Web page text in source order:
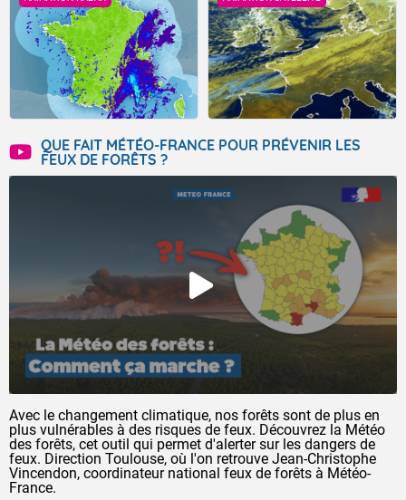
QUE FAIT MÉTÉO-FRANCE POUR PRÉVENIR LES
FEUX DE FORÊTS ?
Avec le changement climatique, nos forêts sont de plus en
plus vulnérables à des risques de feux. Découvrez la Météo
des forêts, cet outil qui permet d'alerter sur les dangers de
feux. Direction Toulouse, où l'on retrouve Jean-Christophe
Vincendon, coordinateur national feux de forêts à Météo-
France.